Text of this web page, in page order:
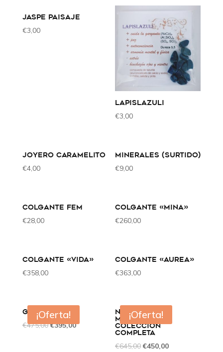
JASPE PAISAJE
€3,00
LAPISLAZULI
€3,00
JOYERO CARAMELITO
€4,00
MINERALES (SURTIDO)
€9,00
COLGANTE FEM
€28,00
COLGANTE «MINA»
€260,00
COLGANTE «VIDA»
€358,00
COLGANTE «AUREA»
€363,00
¡Oferta!
GEO 2.2
€475,00 €395,00
¡Oferta!
NACER EN LA
MONTAÑA
COLECCIÓN
COMPLETA
€645,00 €450,00